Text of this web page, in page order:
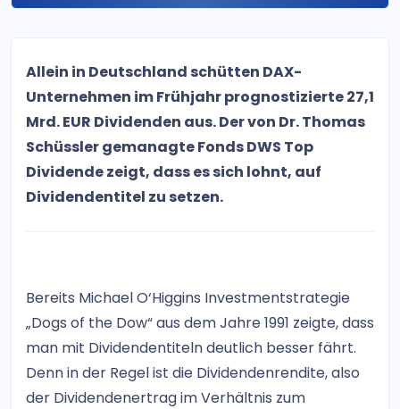
Allein in Deutschland schütten DAX-
Unternehmen im Frühjahr prognostizierte 27,1
Mrd. EUR Dividenden aus. Der von Dr. Thomas
Schüssler gemanagte Fonds DWS Top
Dividende zeigt, dass es sich lohnt, auf
Dividendentitel zu setzen.
Bereits Michael O‘Higgins Investmentstrategie
„Dogs of the Dow“ aus dem Jahre 1991 zeigte, dass
man mit Dividendentiteln deutlich besser fährt.
Denn in der Regel ist die Dividendenrendite, also
der Dividendenertrag im Verhältnis zum